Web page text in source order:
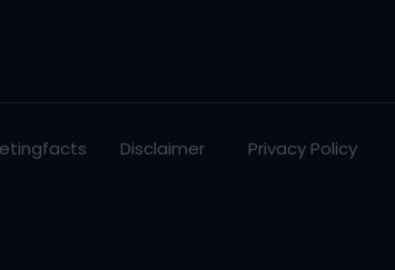
Disclaimer Privacy Policy